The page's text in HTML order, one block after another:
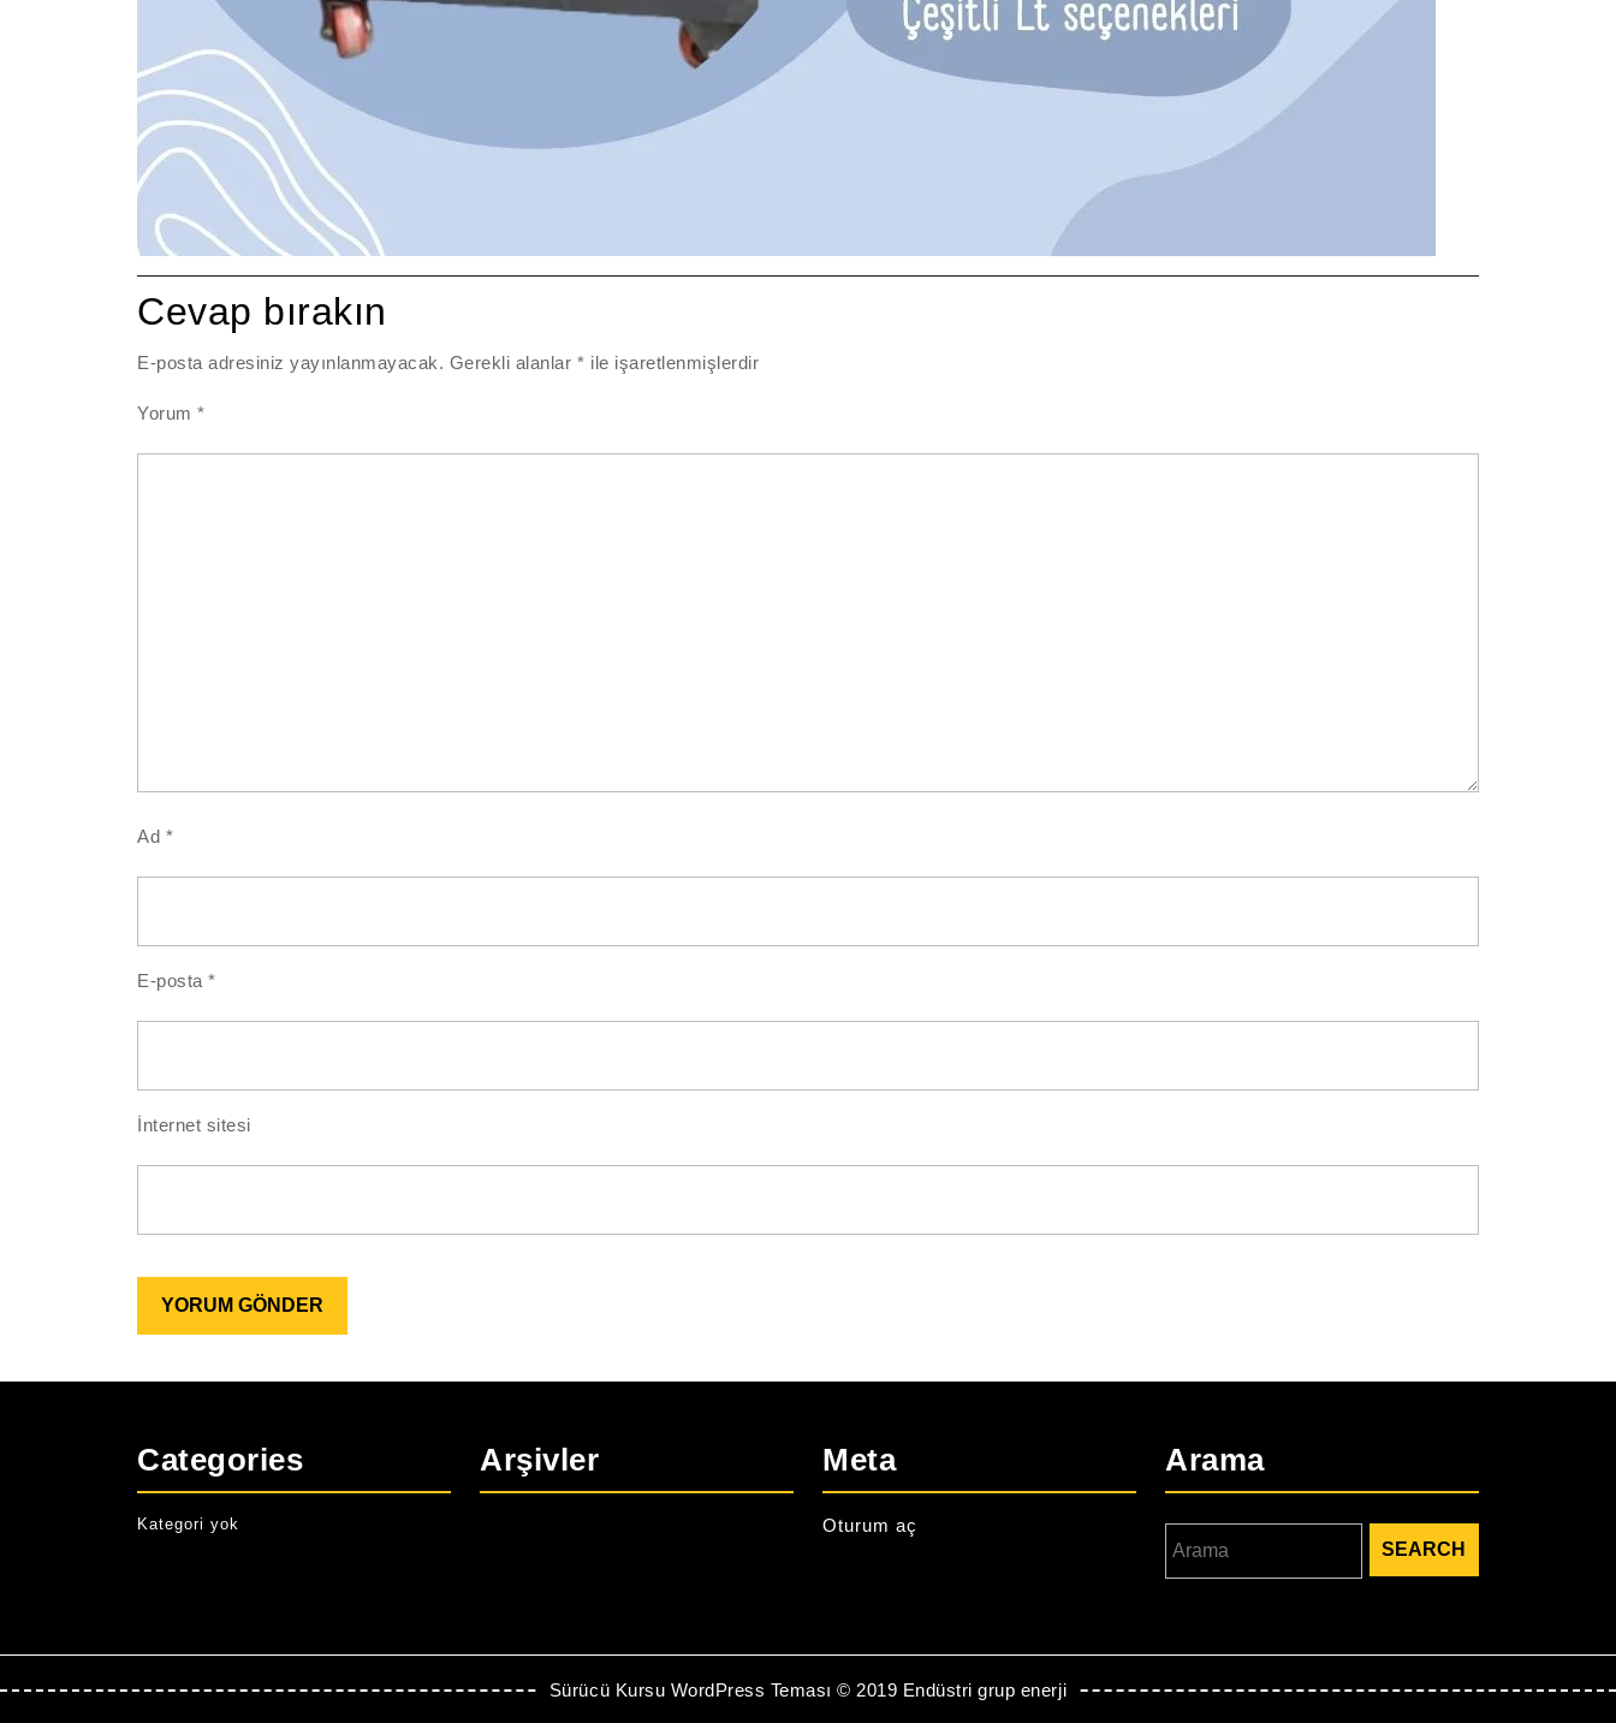
Cevap bırakın
E-posta adresiniz yayınlanmayacak. Gerekli alanlar* ile işaretlenmişlerdir
Yorum*
Ad *
E-posta*
İnternet sitesi
Categories
Kategori yok
Arşivler Meta
Oturum aç
Arama
Sürücü Kursu WordPress Teması © 2019 Endüstri grup enerji